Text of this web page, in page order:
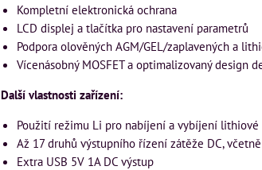
Kompletní elektronická ochrana
LCD displej a tlačítka pro nastavení parametrů
Podpora olověných AGM/GEL/zaplavených a
Vícenásobný MOSFET a optimalizovaný design
Další vlastnosti zařízení:
Použití režimu Li pro nabíjení a vybíjení lithiové
Až 17 druhů výstupního řízení zátěže DC,
Extra USB 5V 1A DC výstup